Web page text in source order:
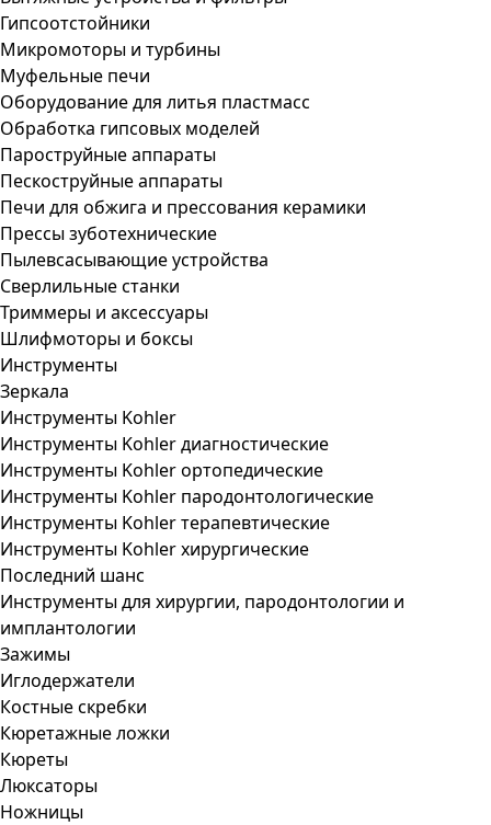
Гипсоотстойники
Микромоторы и турбины
Муфельные печи
Оборудование для литья пластмасс
Обработка гипсовых моделей
Пароструйные аппараты
Пескоструйные аппараты
Печи для обжига и прессования керамики
Прессы зуботехнические
Пылевсасывающие устройства
Сверлильные станки
Триммеры и аксессуары
Шлифмоторы и боксы
Инструменты
Зеркала
Инструменты Kohler
Инструменты Kohler диагностические
Инструменты Kohler ортопедические
Инструменты Kohler пародонтологические
Инструменты Kohler терапевтические
Инструменты Kohler хирургические
Последний шанс
Инструменты для хирургии, пародонтологии и
имплантологии
Зажимы
Иглодержатели
Костные скребки
Кюретажные ложки
Кюреты
Люксаторы
Ножницы